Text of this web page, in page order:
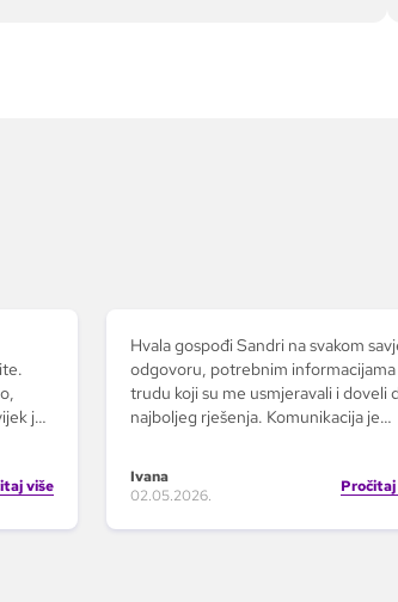
je
se
i
više
Hvala gospođi Sandri na svakom
odgovoru, potrebnim informacijama
trudu koji su me usmjeravali i doveli
najboljeg rješenja. Komunikacija je
budućim klijentima.
Ivana
02.05.2026.
Pročitaj